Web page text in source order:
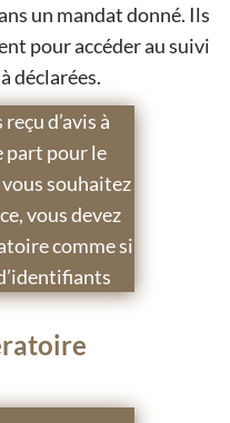
un mandat donné. Ils
pour accéder au suivi
déclarées.
reçu d’avis à
part pour le
souhaitez
vous devez
comme si